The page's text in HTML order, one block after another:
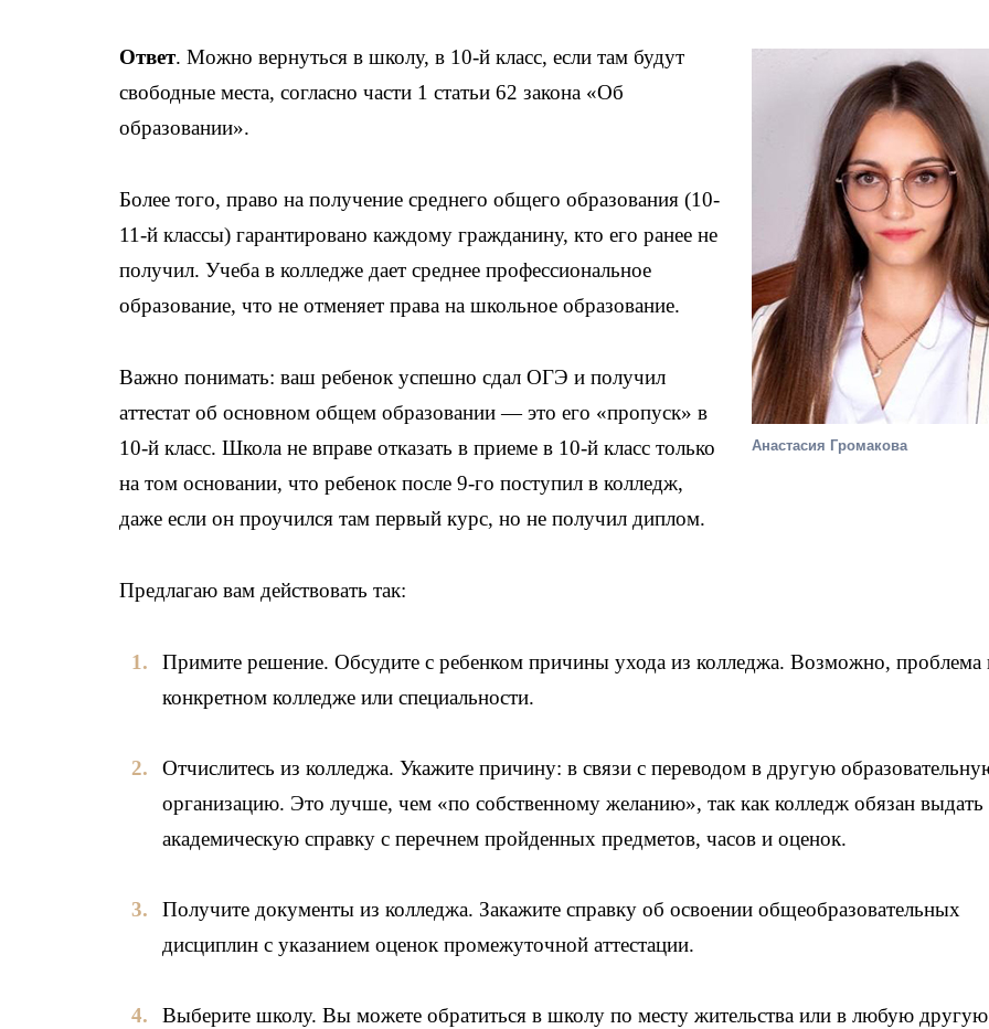
Анастасия Громакова
Ответ. Можно вернуться в школу, в 10-й класс, если там будут
свободные места, согласно части 1 статьи 62 закона «Об
образовании».
Более того, право на получение среднего общего образования (10-
11-й классы) гарантировано каждому гражданину, кто его ранее не
получил. Учеба в колледже дает среднее профессиональное
образование, что не отменяет права на школьное образование.
Важно понимать: ваш ребенок успешно сдал ОГЭ и получил
аттестат об основном общем образовании — это его «пропуск» в
10-й класс. Школа не вправе отказать в приеме в 10-й класс только
на том основании, что ребенок после 9-го поступил в колледж,
даже если он проучился там первый курс, но не получил диплом.
Предлагаю вам действовать так:
Примите решение. Обсудите с ребенком причины ухода из колледжа. Возможно, проблема
конкретном колледже или специальности.
Отчислитесь из колледжа. Укажите причину: в связи с переводом в другую
организацию. Это лучше, чем «по собственному желанию», так как колледж обязан выдать
академическую справку с перечнем пройденных предметов, часов и оценок.
Получите документы из колледжа. Закажите справку об освоении общеобразовательных
дисциплин с указанием оценок промежуточной аттестации.
Выберите школу. Вы можете обратиться в школу по месту жительства или в любую